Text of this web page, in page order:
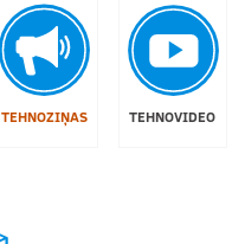
TEHNOZIŅAS TEHNOVIDEO